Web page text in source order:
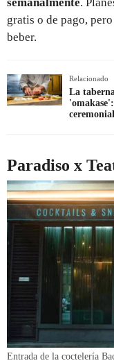
gratis o de pago,
beber.
Relacionado
La
ceremonial
Paradiso x
Entrada de la coctelería